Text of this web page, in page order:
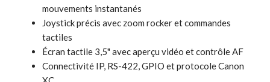
mouvements instantanés
Joystick précis avec zoom rocker et commandes
tactiles
Écran tactile 3,5" avec aperçu vidéo et contrôle AF
Connectivité IP, RS-422, GPIO et protocole Canon